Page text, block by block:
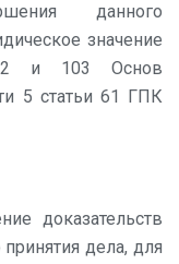
данного
значение
и 103 Основ
5 статьи 61 ГПК
доказательств
дела, для